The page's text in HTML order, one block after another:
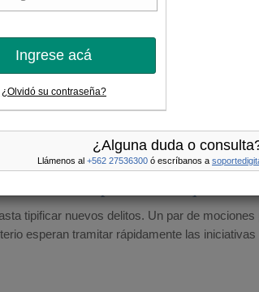
destaca investigaciones
—quien hasta este año se desempeñó
Law: A Comparative Approach to the
obras de docentes en etapas tempranas de
sanción para adultos que
tipificar nuevos delitos. Un par de
esperan tramitar rápidamente las
Ingrese acá
¿Olvidó su contraseña?
¿Alguna duda o
Llámenos al +562 27536300 ó escríbanos a